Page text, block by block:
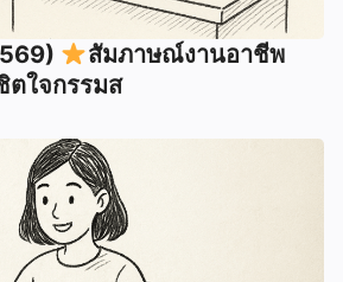
สัมภาษณ์งานอาชีพ
ตใจกรรมส